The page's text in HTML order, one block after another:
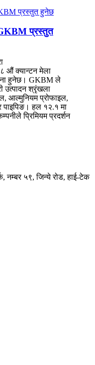
प्रस्तुत
औं क्यान्टन मेला
हुनेछ। GKBM ले
उत्पादन श्रृंखला
आल्मुनियम प्रोफाइल,
पाइपिङ। हल १२.१ मा
प्रिमियम प्रदर्शन
नम्बर ५९, जिन्ये रोड, हाई-टेक